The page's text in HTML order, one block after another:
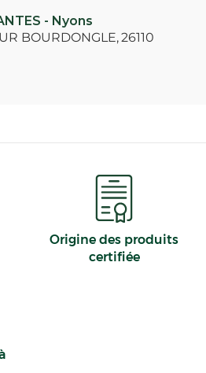
- Nyons
BOURDONGLE,26110
Origine des produits
certifiée